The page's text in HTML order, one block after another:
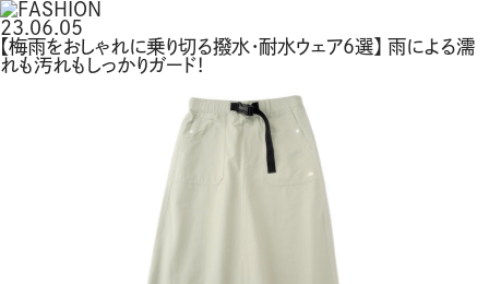
23.06.05
【梅雨をおしゃれに乗り切る撥水・耐水ウェア6選】 雨による濡
れも汚れもしっかりガード！